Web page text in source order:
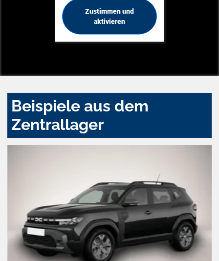
Zustimmen und
aktivieren
Beispiele aus dem
Zentrallager